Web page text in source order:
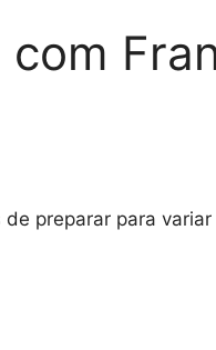
com
preparar para